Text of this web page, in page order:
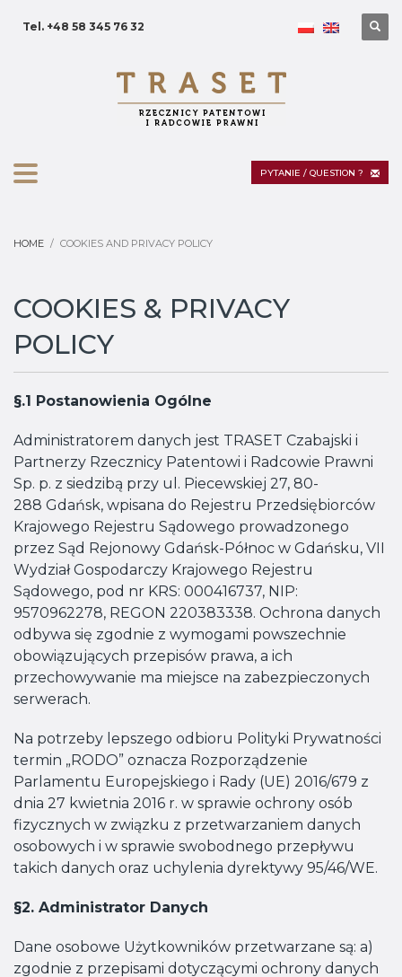
Tel. +48 58 345 76 32
PYTANIE / QUESTION ?
HOME COOKIES AND PRIVACY POLICY
COOKIES & PRIVACY
POLICY
§.1 Postanowienia Ogólne
Administratorem danych jest TRASET Czabajski i
Partnerzy Rzecznicy Patentowi i Radcowie Prawni
Sp. p. z siedzibą przy ul. Piecewskiej 27, 80-
288 Gdańsk, wpisana do Rejestru Przedsiębiorców
Krajowego Rejestru Sądowego prowadzonego
przez Sąd Rejonowy Gdańsk-Północ w Gdańsku, VII
Wydział Gospodarczy Krajowego Rejestru
Sądowego, pod nr KRS: 000416737, NIP:
9570962278, REGON 220383338. Ochrona danych
odbywa się zgodnie z wymogami powszechnie
obowiązujących przepisów prawa, a ich
przechowywanie ma miejsce na zabezpieczonych
serwerach.
Na potrzeby lepszego odbioru Polityki Prywatności
termin „RODO” oznacza Rozporządzenie
Parlamentu Europejskiego i Rady (UE) 2016/679 z
dnia 27 kwietnia 2016 r. w sprawie ochrony osób
fizycznych w związku z przetwarzaniem danych
osobowych i w sprawie swobodnego przepływu
takich danych oraz uchylenia dyrektywy 95/46/WE.
§2. Administrator Danych
Dane osobowe Użytkowników przetwarzane są: a)
zgodnie z przepisami dotyczącymi ochrony danych